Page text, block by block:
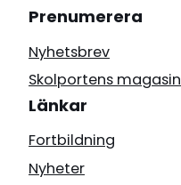
Prenumerera
Nyhetsbrev
Skolportens magasin
Länkar
Fortbildning
Nyheter